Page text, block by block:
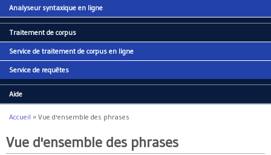
Analyseur syntaxique en ligne
Traitement de corpus
Service de traitement de corpus en ligne
Service de requêtes
Aide
Vous êtes ici
Accueil » Vue d'ensemble des phrases
Vue d'ensemble des phrases